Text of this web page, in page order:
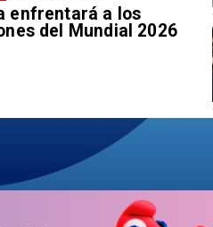
enfrentará a los
del Mundial 2026